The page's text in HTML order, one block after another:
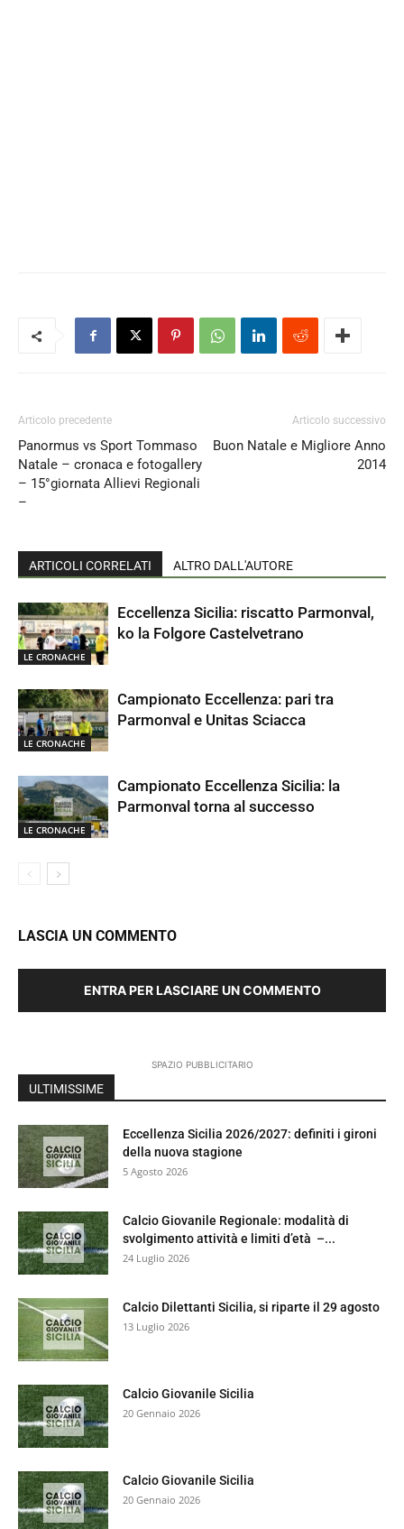
Articolo precedente
Panormus vs Sport Tommaso
Natale – cronaca e fotogallery
– 15°giornata Allievi Regionali
–
Articolo successivo
Buon Natale e Migliore Anno
2014
ARTICOLI CORRELATI ALTRO DALL'AUTORE
LE CRONACHE
Eccellenza Sicilia: riscatto Parmonval,
ko la Folgore Castelvetrano
LE CRONACHE
Campionato Eccellenza: pari tra
Parmonval e Unitas Sciacca
LE CRONACHE
Campionato Eccellenza Sicilia: la
Parmonval torna al successo
LASCIA UN COMMENTO
ENTRA PER LASCIARE UN COMMENTO
SPAZIO PUBBLICITARIO
ULTIMISSIME
Eccellenza Sicilia 2026/2027: definiti i gironi
della nuova stagione
5 Agosto 2026
Calcio Giovanile Regionale: modalità di
svolgimento attività e limiti d’età –...
24 Luglio 2026
Calcio Dilettanti Sicilia, si riparte il 29 agosto
13 Luglio 2026
Calcio Giovanile Sicilia
20 Gennaio 2026
Calcio Giovanile Sicilia
20 Gennaio 2026